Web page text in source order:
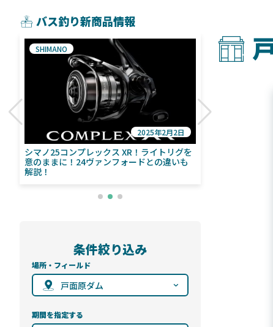
バス釣り新商品情報
シマノ25コンプレックス XR！ライトリグを
意のままに！24ヴァンフォードとの違いも
解説！
SHIMANO
2025年2月2日
シマノ24ヴ
量！ストラ
SHIMANO
条件絞り込み
場所・フィールド
戸面原ダム
期間を指定する